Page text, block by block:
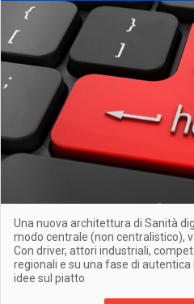
Una nuova architettura di Sanità
modo centrale (non centralistico),
Con driver, attori industriali,
regionali e su una fase di
idee sul piatto